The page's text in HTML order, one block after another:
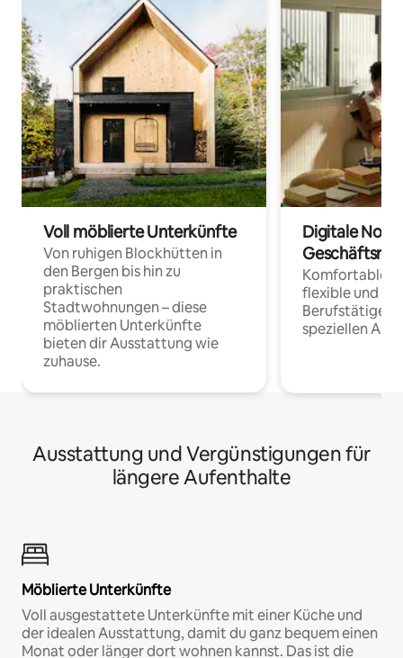
Voll möblierte Unterkünfte
Von ruhigen Blockhütten in
den Bergen bis hin zu
praktischen
Stadtwohnungen – diese
möblierten Unterkünfte
bieten dir Ausstattung wie
zuhause.
Digitale
Komfortable
flexible und
Berufstätige
speziellen
Ausstattung und Vergünstigungen für
längere Aufenthalte
Möblierte Unterkünfte
Voll ausgestattete Unterkünfte mit einer Küche und
der idealen Ausstattung, damit du ganz bequem einen
Monat oder länger dort wohnen kannst. Das ist die